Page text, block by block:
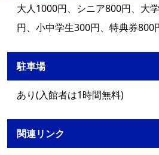
大人1000円、シニア800円、大
円、小中学生300円、特典券800
駐車場
あり(入館者は1時間無料)
関連リンク